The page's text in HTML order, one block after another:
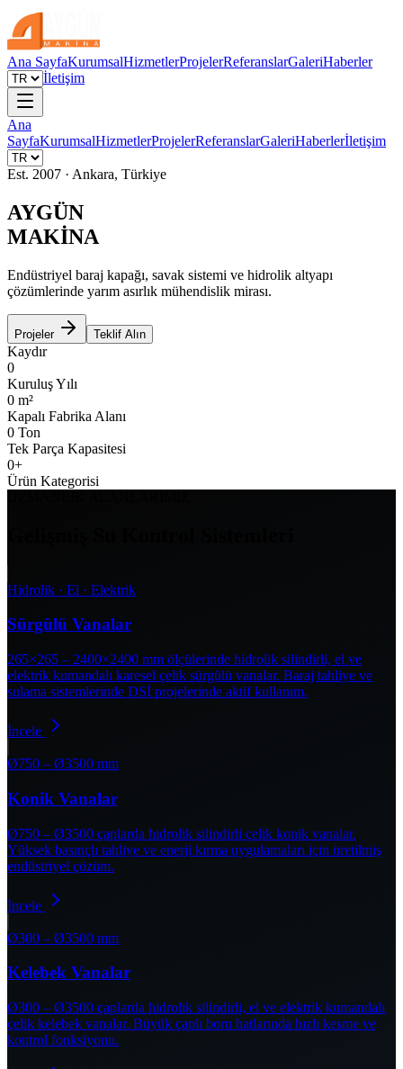
Ana SayfaKurumsalHizmetlerProjelerReferanslarGaleriHaberler
İletişim
Ana
SayfaKurumsalHizmetlerProjelerReferanslarGaleriHaberlerİletişim
Est. 2007 · Ankara, Türkiye
AYGÜN
MAKİNA
Endüstriyel baraj kapağı, savak sistemi ve hidrolik altyapı
çözümlerinde yarım asırlık mühendislik mirası.
Projeler Teklif Alın
Kaydır
0
Kuruluş Yılı
0 m²
Kapalı Fabrika Alanı
0 Ton
Tek Parça Kapasitesi
0+
Ürün Kategorisi
Hidrolik · El · Elektrik
Sürgülü Vanalar
265×265 – 2400×2400 mm ölçülerinde hidrolik silindirli, el ve
elektrik kumandalı karesel çelik sürgülü vanalar. Baraj tahliye ve
sulama sistemlerinde DSİ projelerinde aktif kullanım.
İncele
Ø750 – Ø3500 mm
Konik Vanalar
Ø750 – Ø3500 çaplarda hidrolik silindirli çelik konik vanalar.
Yüksek basınçlı tahliye ve enerji kırma uygulamaları için üretilmiş
endüstriyel çözüm.
İncele
Ø300 – Ø3500 mm
Kelebek Vanalar
Ø300 – Ø3500 çaplarda hidrolik silindirli, el ve elektrik kumandalı
çelik kelebek vanalar. Büyük çaplı boru hatlarında hızlı kesme ve
kontrol fonksiyonu.